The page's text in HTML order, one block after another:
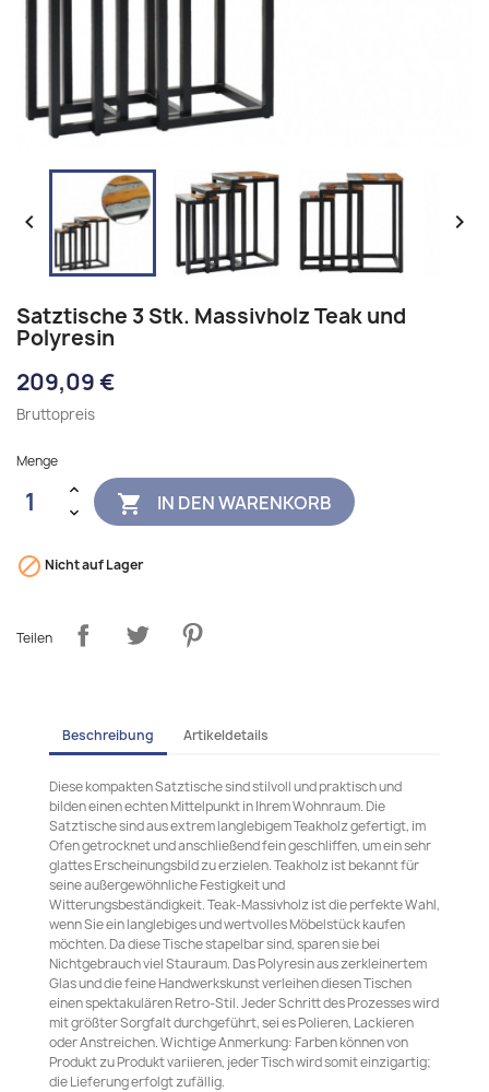
 
Satztische 3 Stk. Massivholz Teak und
Polyresin
209,09 €
Bruttopreis
Menge
 IN DEN WARENKORB
 Nicht auf Lager
Teilen
Beschreibung Artikeldetails
Diese kompakten Satztische sind stilvoll und praktisch und
bilden einen echten Mittelpunkt in Ihrem Wohnraum. Die
Satztische sind aus extrem langlebigem Teakholz gefertigt, im
Ofen getrocknet und anschließend fein geschliffen, um ein sehr
glattes Erscheinungsbild zu erzielen. Teakholz ist bekannt für
seine außergewöhnliche Festigkeit und
Witterungsbeständigkeit. Teak-Massivholz ist die perfekte Wahl,
wenn Sie ein langlebiges und wertvolles Möbelstück kaufen
möchten. Da diese Tische stapelbar sind, sparen sie bei
Nichtgebrauch viel Stauraum. Das Polyresin aus zerkleinertem
Glas und die feine Handwerkskunst verleihen diesen Tischen
einen spektakulären Retro-Stil. Jeder Schritt des Prozesses wird
mit größter Sorgfalt durchgeführt, sei es Polieren, Lackieren
oder Anstreichen. Wichtige Anmerkung: Farben können von
Produkt zu Produkt variieren, jeder Tisch wird somit einzigartig;
die Lieferung erfolgt zufällig.